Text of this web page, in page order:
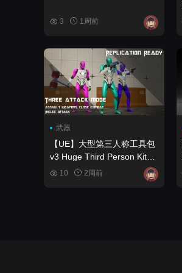
3 1周前
武器
【UE】大型第三人称工具包
v3 Huge Third Person Kit
v3 10 2周前